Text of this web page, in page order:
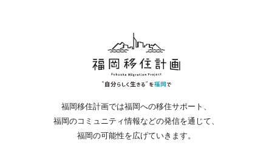
福岡移住計画では福岡への移住サポート、
福岡のコミュニティ情報などの発信を通じて、
福岡の可能性を広げていきます。